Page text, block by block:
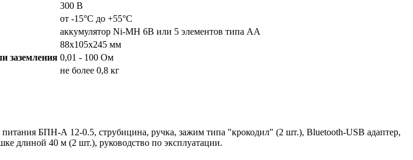
300 В
от -15°С до +55°С
аккумулятор Ni-MH 6B или 5 элементов типа АА
88х105х245 мм
заземления 0,01 - 100 Ом
не более 0,8 кг
БПН-А 12-0.5, струбицина, ручка, зажим типа "крокодил" (2 шт.), Bluetooth-USB адаптер,
длиной 40 м (2 шт.), руководство по эксплуатации.